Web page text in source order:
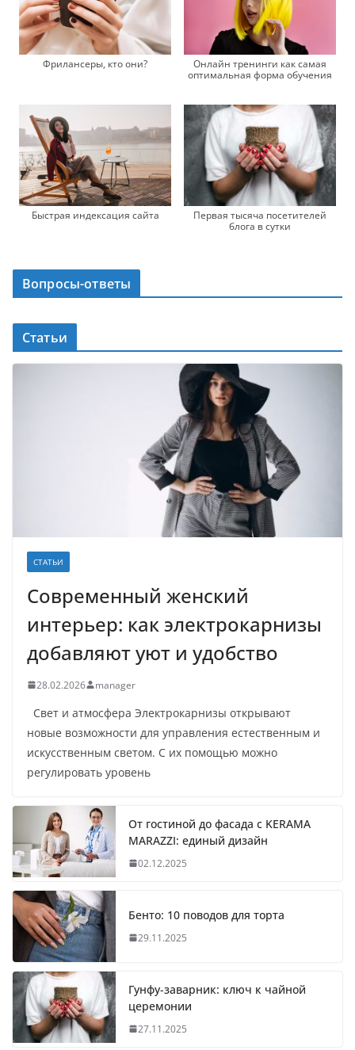
Фрилансеры, кто они?
Онлайн тренинги как самая
оптимальная форма обучения
Быстрая индексация сайта
Первая тысяча посетителей
блога в сутки
Вопросы-ответы
Статьи
СТАТЬИ
Современный женский
интерьер: как электрокарнизы
добавляют уют и удобство
28.02.2026 manager
Свет и атмосфера Электрокарнизы открывают
новые возможности для управления естественным и
искусственным светом. С их помощью можно
регулировать уровень
От гостиной до фасада с KERAMA
MARAZZI: единый дизайн
02.12.2025
Бенто: 10 поводов для торта
29.11.2025
Гунфу-заварник: ключ к чайной
церемонии
27.11.2025